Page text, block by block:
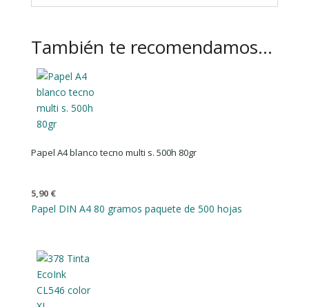
También te recomendamos…
Papel A4 blanco tecno multi s. 500h 80gr
5,90 €
Papel DIN A4 80 gramos paquete de 500 hojas